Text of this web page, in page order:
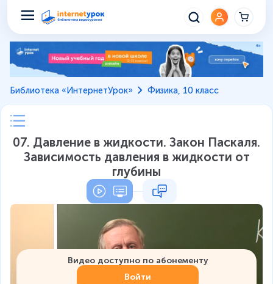
Библиотека «ИнтернетУрок» Физика, 10 класс
07. Давление в жидкости. Закон Паскаля.
Зависимость давления в жидкости от
глубины
Видео доступно по абонементу
Войти